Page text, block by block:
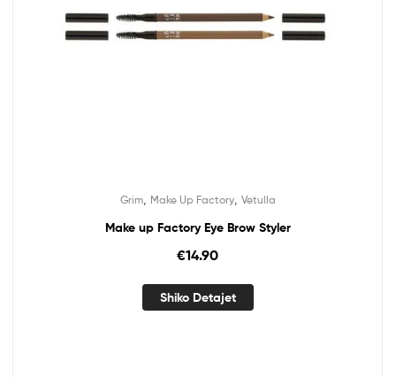
Grim, Make Up Factory, Vetulla
Make up Factory Eye Brow Styler
€14.90
Shiko Detajet